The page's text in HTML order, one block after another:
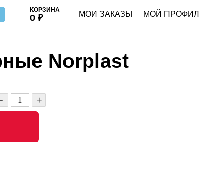
КОРЗИНА
0 ₽ МОИ ЗАКАЗЫ МОЙ
Norplast
- +